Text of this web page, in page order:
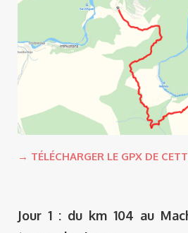
→ TÉLÉCHARGER LE GPX DE
Jour 1 : du km 104 au